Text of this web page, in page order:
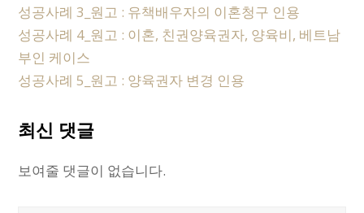
성공사례 3_원고 : 유책배우자의 이혼청구 인용
성공사례 4_원고 : 이혼, 친권양육권자, 양육비, 베트남
부인 케이스
성공사례 5_원고 : 양육권자 변경 인용
최신 댓글
보여줄 댓글이 없습니다.